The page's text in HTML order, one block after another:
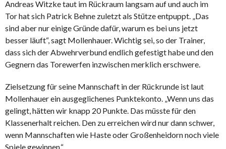
Andreas Witzke taut im Rückraum langsam auf und auch im
Tor hat sich Patrick Behne zuletzt als Stütze entpuppt. „Das
sind aber nur einige Gründe dafür, warum es bei uns jetzt
besser läuft“, sagt Mollenhauer. Wichtig sei, so der Trainer,
dass sich der Abwehrverbund endlich gefestigt habe und den
Gegnern das Torewerfen inzwischen merklich erschwere.
Zielsetzung für seine Mannschaft in der Rückrunde ist laut
Mollenhauer ein ausgeglichenes Punktekonto. „Wenn uns das
gelingt, hätten wir knapp 20 Punkte. Das müsste für den
Klassenerhalt reichen. Den zu erreichen wird nur dann schwer,
wenn Mannschaften wie Haste oder Großenheidorn noch viele
Spiele gewinnen.“